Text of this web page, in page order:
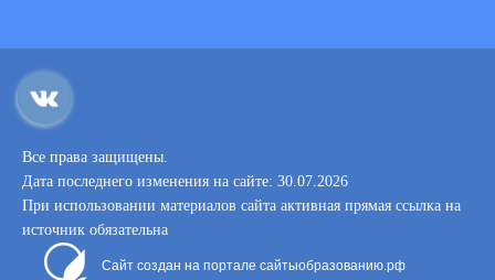
Все права защищены.
Дата последнего изменения на сайте: 30.07.2026
При использовании материалов сайта активная прямая ссылка на
источник обязательна
Сайт создан на портале сайтыобразованию.рф